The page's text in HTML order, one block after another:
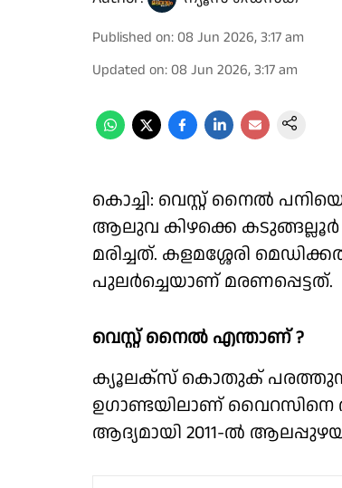
Published on: 08 Jun 2026, 3:17 am
Updated on: 08 Jun 2026, 3:17 am
കൊച്ചി: വെസ്റ്റ് നൈൽ
ആലുവ കിഴക്കെ
മരിച്ചത്. കളമശ്ശേരി
പുലർച്ചെയാണ് മരണപ്പെട്ടത്.
വെസ്റ്റ് നൈൽ എന്താണ് ?
ക്യൂലക്സ് കൊതുക് പരത്തുന്ന
ഉഗാണ്ടയിലാണ് വൈറസിനെ
ആദ്യമായി 2011-ൽ